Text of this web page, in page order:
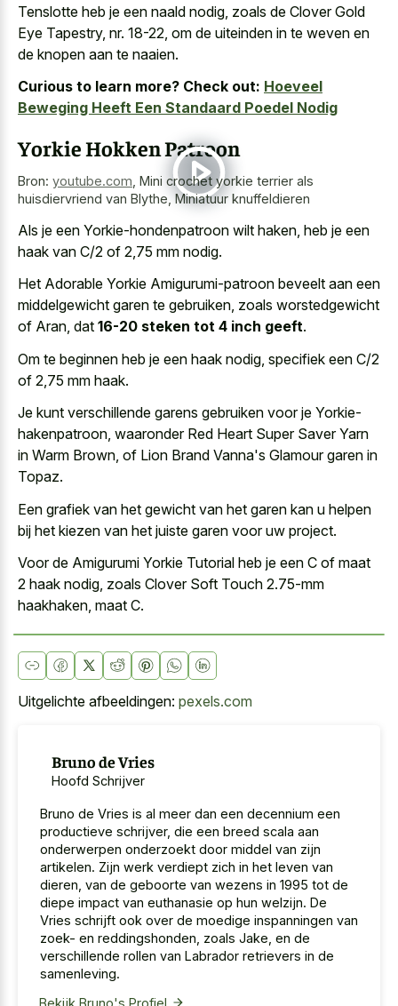
Tenslotte heb je een naald nodig, zoals de Clover Gold
Eye Tapestry, nr. 18-22, om de uiteinden in te weven en
de knopen aan te naaien.
Curious to learn more? Check out: Hoeveel
Beweging Heeft Een Standaard Poedel Nodig
Yorkie Hokken Patroon
Bron: youtube.com Mini crochet yorkie terrier als
huisdiervriend van Blythe, Miniatuur knuffeldieren
Als je een Yorkie-hondenpatroon wilt haken, heb je een
haak van C/2 of 2,75 mm nodig.
Het Adorable Yorkie Amigurumi-patroon beveelt aan een
middelgewicht garen te gebruiken, zoals worstedgewicht
of Aran, dat 16-20 steken tot 4 inch geeft.
Om te beginnen heb je een haak nodig, specifiek een C/2
of 2,75 mm haak.
Je kunt verschillende garens gebruiken voor je Yorkie-
hakenpatroon, waaronder Red Heart Super Saver Yarn
in Warm Brown, of Lion Brand Vanna's Glamour garen in
Topaz.
Een grafiek van het gewicht van het garen kan u helpen
bij het kiezen van het juiste garen voor uw project.
Voor de Amigurumi Yorkie Tutorial heb je een C of maat
2 haak nodig, zoals Clover Soft Touch 2.75-mm
haakhaken, maat C.
Uitgelichte afbeeldingen: pexels.com
Bruno de Vries
Hoofd Schrijver
Bruno de Vries is al meer dan een decennium een
productieve schrijver, die een breed scala aan
onderwerpen onderzoekt door middel van zijn
artikelen. Zijn werk verdiept zich in het leven van
dieren, van de geboorte van wezens in 1995 tot de
diepe impact van euthanasie op hun welzijn. De
Vries schrijft ook over de moedige inspanningen van
zoek- en reddingshonden, zoals Jake, en de
verschillende rollen van Labrador retrievers in de
samenleving.